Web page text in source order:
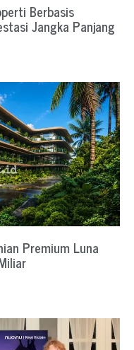
Berbasis
Jangka Panjang
Premium Luna